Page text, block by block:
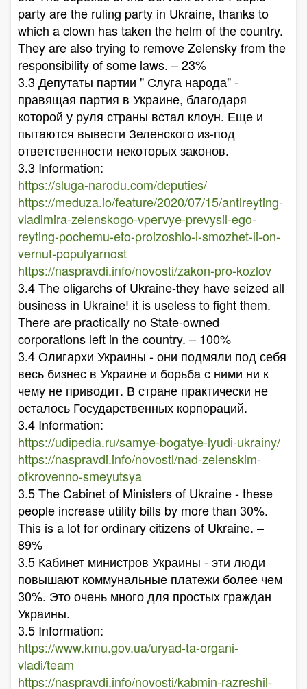
party are the ruling party in Ukraine, thanks to
which a clown has taken the helm of the country.
They are also trying to remove Zelensky from the
responsibility of some laws. – 23%
3.3 Депутаты партии " Слуга народа" -
правящая партия в Украине, благодаря
которой у руля страны встал клоун. Еще и
пытаются вывести Зеленского из-под
ответственности некоторых законов.
3.3 Information:
https://sluga-narodu.com/deputies/
https://meduza.io/feature/2020/07/15/antireyting-
vladimira-zelenskogo-vpervye-prevysil-ego-
reyting-pochemu-eto-proizoshlo-i-smozhet-li-on-
vernut-populyarnost
https://naspravdi.info/novosti/zakon-pro-kozlov
3.4 The oligarchs of Ukraine-they have seized all
business in Ukraine! it is useless to fight them.
There are practically no State-owned
corporations left in the country. – 100%
3.4 Олигархи Украины - они подмяли под себя
весь бизнес в Украине и борьба с ними ни к
чему не приводит. В стране практически не
осталось Государственных корпораций.
3.4 Information:
https://udipedia.ru/samye-bogatye-lyudi-ukrainy/
https://naspravdi.info/novosti/nad-zelenskim-
otkrovenno-smeyutsya
3.5 The Cabinet of Ministers of Ukraine - these
people increase utility bills by more than 30%.
This is a lot for ordinary citizens of Ukraine. –
89%
3.5 Кабинет министров Украины - эти люди
повышают коммунальные платежи более чем
30%. Это очень много для простых граждан
Украины.
3.5 Information:
https://www.kmu.gov.ua/uryad-ta-organi-
vladi/team
https://naspravdi.info/novosti/kabmin-razreshil-